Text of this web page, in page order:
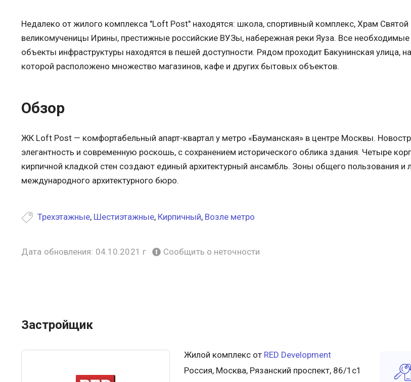
Недалеко от жилого комплекса "Loft Post" находятся: школа, спортивный комплекс, Храм Святой
великомученицы Ирины, престижные российские ВУЗы, набережная реки Яуза. Все необходимые
объекты инфраструктуры находятся в пешей доступности. Рядом проходит Бакунинская улица, на
которой расположено множество магазинов, кафе и других бытовых объектов.
Обзор
ЖК Loft Post — комфортабельный апарт-квартал у метро «Бауманская» в центре Москвы.
элегантность и современную роскошь, с сохранением исторического облика здания. Четыре
кирпичной кладкой стен создают единый архитектурный ансамбль. Зоны общего пользования и
международного архитектурного бюро.
Трехэтажные, Шестиэтажные, Кирпичный, Возле метро
Дата обновления: 04.10.2021 г Сообщить о неточности
Застройщик
Жилой комплекс от RED Development
Россия, Москва, Рязанский проспект, 86/1с1